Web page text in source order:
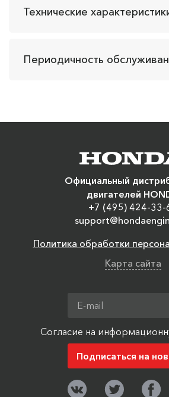
Технические
Периодичность
Официальный
двигателей
+7 (495) 424-33-
Политика обработки
Карта сайта
Согласие на